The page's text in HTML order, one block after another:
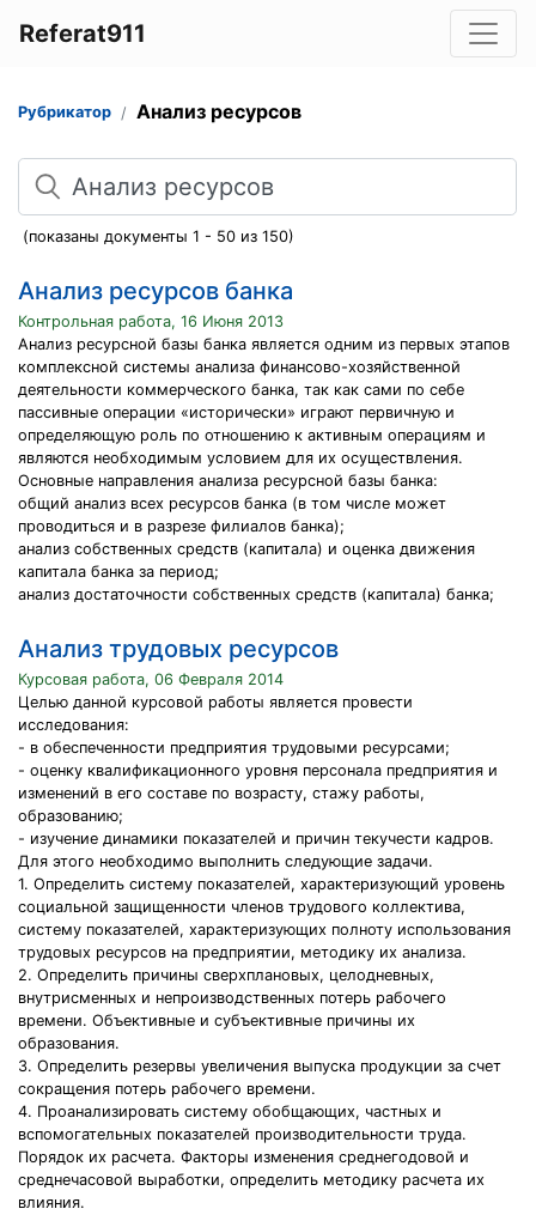
Referat911
Рубрикатор Анализ ресурсов
Поиск
(показаны документы 1 - 50 из 150)
Анализ ресурсов банка
Контрольная работа, 16 Июня 2013
Анализ ресурсной базы банка является одним из первых этапов
комплексной системы анализа финансово-хозяйственной
деятельности коммерческого банка, так как сами по себе
пассивные операции «исторически» играют первичную и
определяющую роль по отношению к активным операциям и
являются необходимым условием для их осуществления.
Основные направления анализа ресурсной базы банка:
общий анализ всех ресурсов банка (в том числе может
проводиться и в разрезе филиалов банка);
анализ собственных средств (капитала) и оценка движения
капитала банка за период;
анализ достаточности собственных средств (капитала) банка;
Анализ трудовых ресурсов
Курсовая работа, 06 Февраля 2014
Целью данной курсовой работы является провести
исследования:
- в обеспеченности предприятия трудовыми ресурсами;
- оценку квалификационного уровня персонала предприятия и
изменений в его составе по возрасту, стажу работы,
образованию;
- изучение динамики показателей и причин текучести кадров.
Для этого необходимо выполнить следующие задачи.
1. Определить систему показателей, характеризующий уровень
социальной защищенности членов трудового коллектива,
систему показателей, характеризующих полноту использования
трудовых ресурсов на предприятии, методику их анализа.
2. Определить причины сверхплановых, целодневных,
внутрисменных и непроизводственных потерь рабочего
времени. Объективные и субъективные причины их
образования.
3. Определить резервы увеличения выпуска продукции за счет
сокращения потерь рабочего времени.
4. Проанализировать систему обобщающих, частных и
вспомогательных показателей производительности труда.
Порядок их расчета. Факторы изменения среднегодовой и
среднечасовой выработки, определить методику расчета их
влияния.